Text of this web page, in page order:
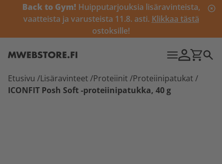
Back to Gym! Huipputarjouksia lisäravinteista,
vaatteista ja varusteista 11.8. asti. Klikkaa tästä
ostoksille!
Etusivu /Lisäravinteet /Proteiinit /Proteiinipatukat /
ICONFIT Posh Soft -proteiinipatukka, 40 g